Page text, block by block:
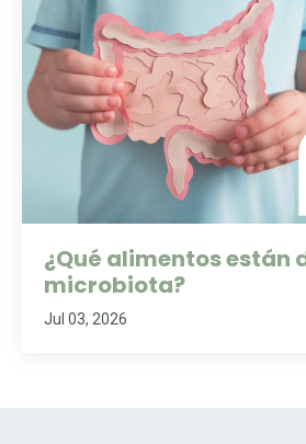
¿Qué alimentos están
microbiota?
Jul 03, 2026